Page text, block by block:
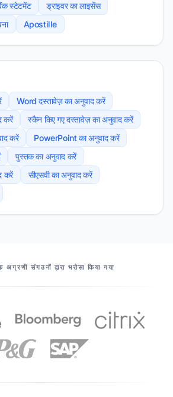
स्टेटमेंट
ड्राइवर का लाइसेंस
Apostille
Word दस्तावेज़ का अनुवाद करें
करें
स्कैन किए गए दस्तावेज़ का अनुवाद करें
करें
PowerPoint का अनुवाद करें
पुस्तक का अनुवाद करें
करें
सीएसवी का अनुवाद करें
अग्रणी संगठनों द्वारा भरोसा किया गया